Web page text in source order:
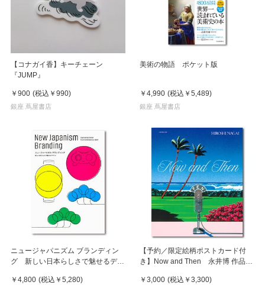
【コナガイ香】キーチェーン
『JUMP』
￥900 (税込 ￥990)
銀座 蔦屋書店
美術の物語 ポケット版
￥4,990 (税込 ￥5,489)
銀座 蔦屋書店
ニュージャパニズム ブランディン
グ 新しい日本らしさで魅せるデザ
￥4,800 (税込 ￥5,280)
【予約／限定絵柄ポストカード付
き】Now and Then 永井博 作品
￥3,000 (税込 ￥3,300)